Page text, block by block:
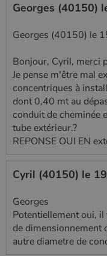
Georges (40150)
Georges (40150) le
Bonjour, Cyril, merci
Je pense m'être mal
concentriques à
dont 0,40 mt au
conduit de cheminée
tube extérieur.?
REPONSE OUI EN
Cyril (40150) le
Georges
Potentiellement oui,
de dimensionnement
autre diametre de